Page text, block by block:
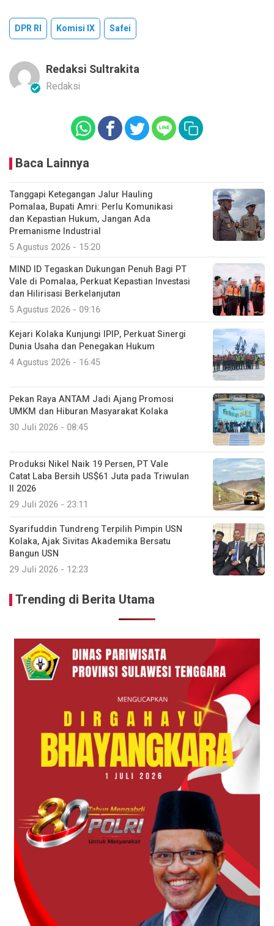
DPR RI Komisi IX Safei
Redaksi Sultrakita
Redaksi
Baca Lainnya
Tanggapi Ketegangan Jalur Hauling
Pomalaa, Bupati Amri: Perlu Komunikasi
dan Kepastian Hukum, Jangan Ada
Premanisme Industrial
5 Agustus 2026 - 15:20
MIND ID Tegaskan Dukungan Penuh Bagi PT
Vale di Pomalaa, Perkuat Kepastian Investasi
dan Hilirisasi Berkelanjutan
5 Agustus 2026 - 09:16
Kejari Kolaka Kunjungi IPIP, Perkuat Sinergi
Dunia Usaha dan Penegakan Hukum
4 Agustus 2026 - 16:45
Pekan Raya ANTAM Jadi Ajang Promosi
UMKM dan Hiburan Masyarakat Kolaka
30 Juli 2026 - 08:45
Produksi Nikel Naik 19 Persen, PT Vale
Catat Laba Bersih US$61 Juta pada Triwulan
II 2026
29 Juli 2026 - 23:11
Syarifuddin Tundreng Terpilih Pimpin USN
Kolaka, Ajak Sivitas Akademika Bersatu
Bangun USN
29 Juli 2026 - 12:23
Trending di Berita Utama